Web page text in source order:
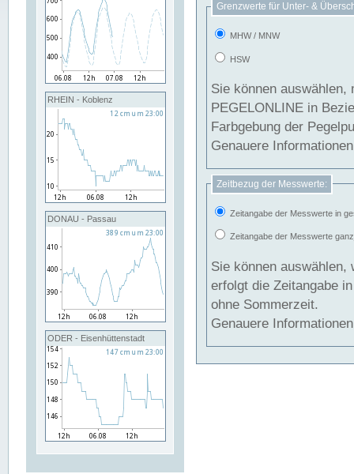
RHEIN - Koblenz
DONAU - Passau
ODER - Eisenhüttenstadt
Grenzwerte für Unter- &
MHW / MNW
HSW
Sie können
PEGELONLINE in Beziehung
Farbgebung der
Genauere
Zeitbezug der Messwerte:
Zeitangabe der Messwerte in
Zeitangabe der Messwerte
Sie können auswählen,
erfolgt die Zeitangabe
ohne Sommerzeit.
Genauere